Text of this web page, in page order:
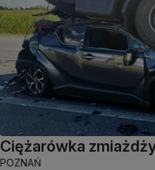
Ciężarówka
POZNAŃ